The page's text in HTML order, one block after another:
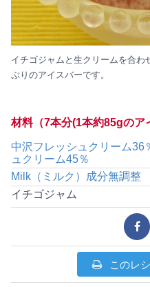
イチゴジャムと生クリームを合わ
ぷりのアイスバーです。
材料（7本分(1本約85gのア
中沢フレッシュクリーム36
ュクリーム45％
Milk（ミルク）成分無調整
イチゴジャム
このレ